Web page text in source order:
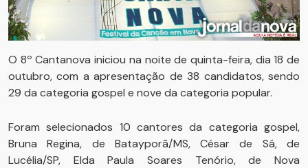
O 8º Cantanova iniciou na noite de quinta-feira, dia 18 de
outubro, com a apresentação de 38 candidatos, sendo
29 da categoria gospel e nove da categoria popular.
Foram selecionados 10 cantores da categoria gospel,
Bruna Regina, de Batayporã/MS, César de Sá, de
Lucélia/SP, Elda Paula Soares Tenório, de Nova